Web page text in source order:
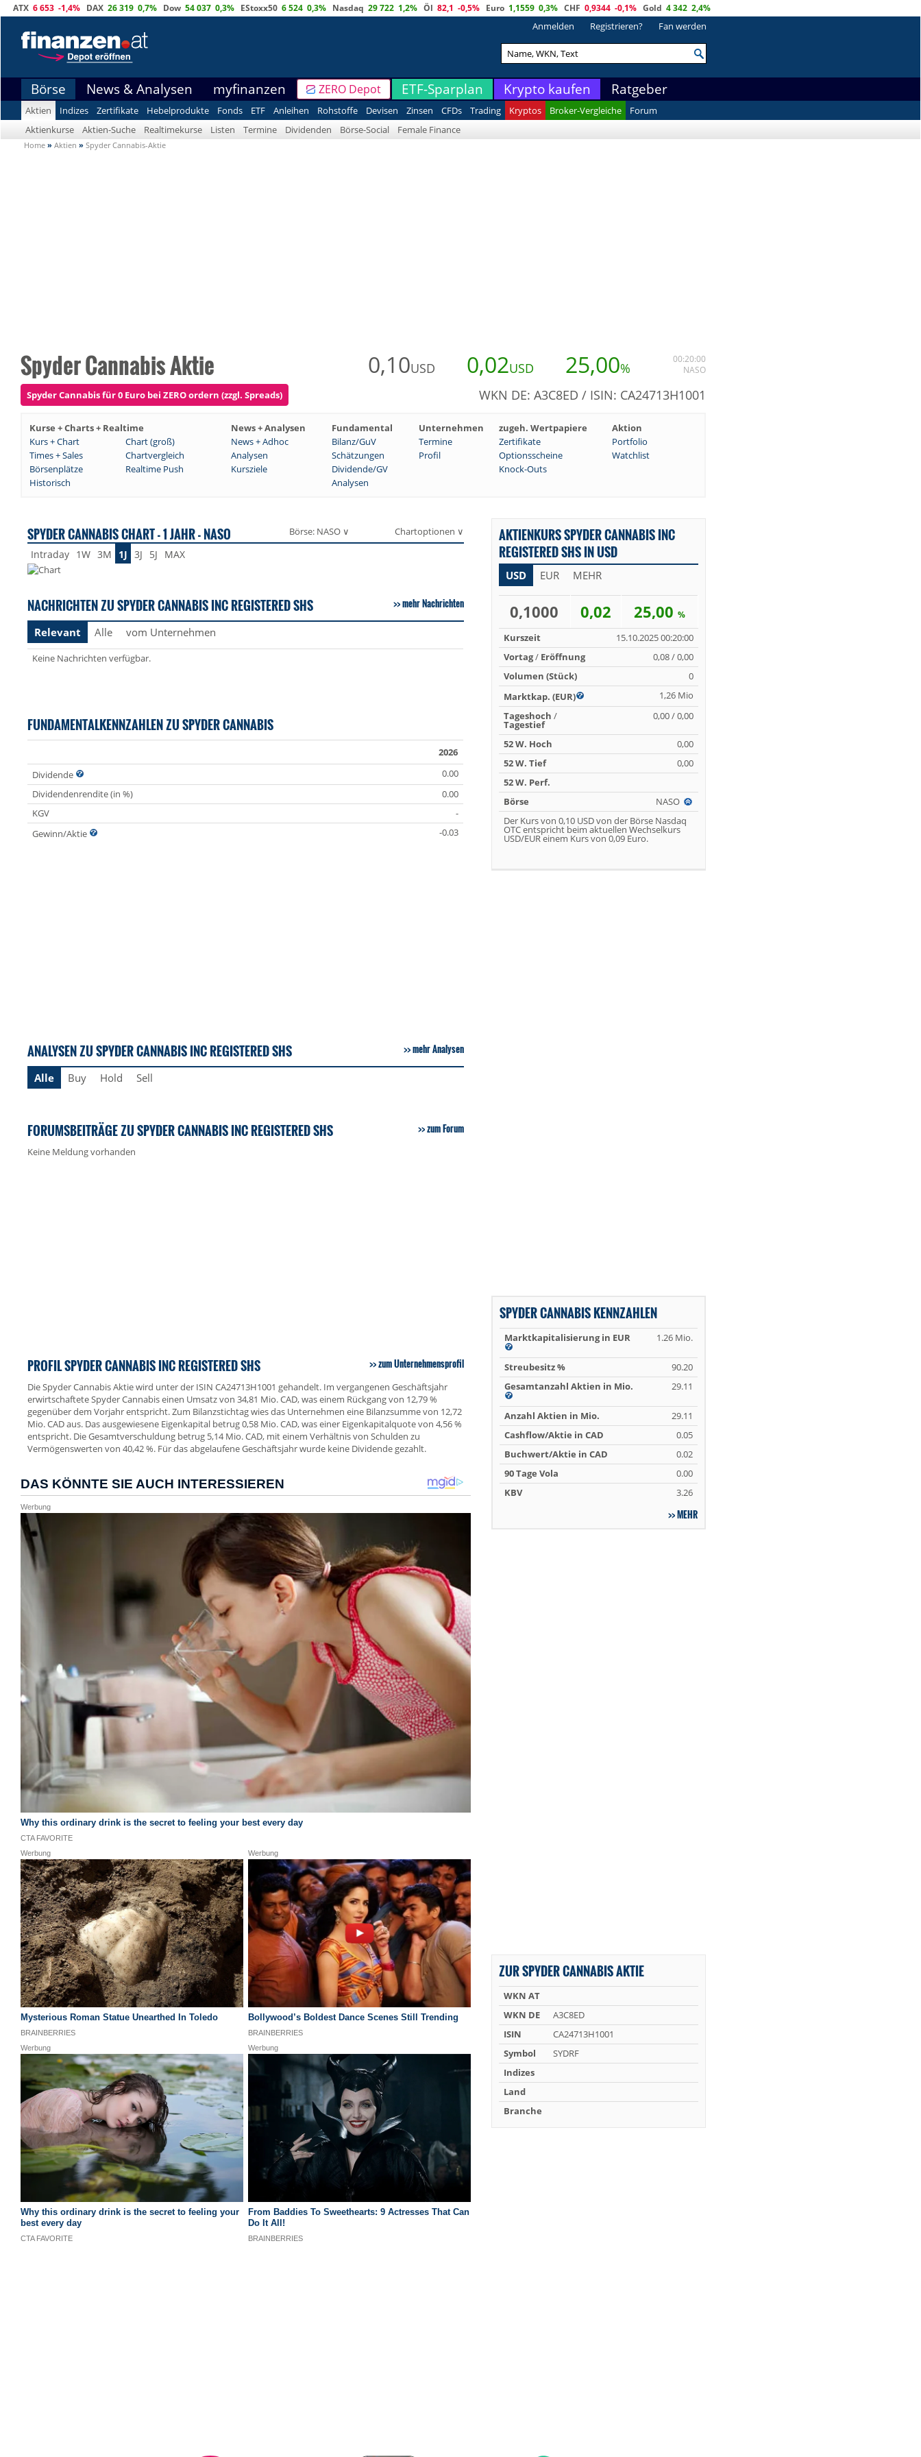
ATX 6 653 -1,4% DAX 26 319 0,7% Dow 54 037 0,3% EStoxx50 6 524 0,3% Nasdaq 29 722 1,2% Öl 82,1 -0,5% Euro 1,1559 0,3% CHF 0,9344 -0,1% Gold 4 342 2,4%
Anmelden Registrieren? Fan werden
Börse News & Analysen myfinanzen ZERO Depot ETF-Sparplan Krypto kaufen Ratgeber
Aktien Indizes Zertifikate Hebelprodukte Fonds ETF Anleihen Rohstoffe Devisen Zinsen CFDs Trading Kryptos Broker-Vergleiche
Forum
Aktienkurse
Aktien-Suche Realtimekurse Listen Termine Dividenden Börse-Social Female Finance
Home » Aktien » Spyder Cannabis-Aktie
Spyder Cannabis Aktie 0,10USD 0,02USD 25,00%
00:20:00
NASO
Spyder Cannabis für 0 Euro bei ZERO ordern (zzgl. Spreads) WKN DE: A3C8ED / ISIN: CA24713H1001
Kurse + Charts + Realtime News + Analysen Fundamental Unternehmen zugeh. Wertpapiere
Aktion
Kurs + Chart
Chart (groß) News + Adhoc Bilanz/GuV Termine Zertifikate
Portfolio
Times + Sales
Chartvergleich Analysen Schätzungen Profil Optionsscheine
Watchlist
Börsenplätze
Realtime Push Kursziele Dividende/GV
Knock-Outs
Historisch
Analysen
SPYDER CANNABIS CHART - 1 JAHR - NASO Börse: NASO ∨ Chartoptionen ∨
Intraday 1W 3M 1J 3J 5J MAX
NACHRICHTEN ZU SPYDER CANNABIS INC REGISTERED SHS mehr Nachrichten
Relevant Alle vom Unternehmen
Keine Nachrichten verfügbar.
FUNDAMENTALKENNZAHLEN ZU SPYDER CANNABIS
2026
Dividende
0.00
Dividendenrendite (in %)
0.00
KGV
-
Gewinn/Aktie
-0.03
ANALYSEN ZU SPYDER CANNABIS INC REGISTERED SHS mehr Analysen
Alle Buy Hold Sell
FORUMSBEITRÄGE ZU SPYDER CANNABIS INC REGISTERED SHS zum Forum
Keine Meldung vorhanden
PROFIL SPYDER CANNABIS INC REGISTERED SHS zum Unternehmensprofil
Die Spyder Cannabis Aktie wird unter der ISIN CA24713H1001 gehandelt. Im vergangenen Geschäftsjahr
erwirtschaftete Spyder Cannabis einen Umsatz von 34,81 Mio. CAD, was einem Rückgang von 12,79 %
gegenüber dem Vorjahr entspricht. Zum Bilanzstichtag wies das Unternehmen eine Bilanzsumme von 12,72
Mio. CAD aus. Das ausgewiesene Eigenkapital betrug 0,58 Mio. CAD, was einer Eigenkapitalquote von 4,56 %
entspricht. Die Gesamtverschuldung betrug 5,14 Mio. CAD, mit einem Verhältnis von Schulden zu
Vermögenswerten von 40,42 %. Für das abgelaufene Geschäftsjahr wurde keine Dividende gezahlt.
AKTIENKURS SPYDER CANNABIS INC
REGISTERED SHS IN USD
USD EUR MEHR
0,1000 0,02 25,00 %
Kurszeit
15.10.2025 00:20:00
Vortag/ Eröffnung
0,08 / 0,00
Volumen (Stück)
0
Marktkap. (EUR)
1,26 Mio
Tageshoch /
Tagestief
0,00 / 0,00
52 W. Hoch
0,00
52 W. Tief
0,00
52 W. Perf.
Börse
NASO
Der Kurs von 0,10 USD von der Börse Nasdaq
OTC entspricht beim aktuellen Wechselkurs
USD/EUR einem Kurs von 0,09 Euro.
SPYDER CANNABIS KENNZAHLEN
Marktkapitalisierung in EUR 1.26 Mio.
Streubesitz %
90.20
Gesamtanzahl Aktien in Mio.
29.11
Anzahl Aktien in Mio.
29.11
Cashflow/Aktie in CAD
0.05
Buchwert/Aktie in CAD
0.02
90 Tage Vola
0.00
KBV
3.26
MEHR
ZUR SPYDER CANNABIS AKTIE
WKN AT
WKN DE
A3C8ED
ISIN
CA24713H1001
Symbol
SYDRF
Indizes
Land
Branche